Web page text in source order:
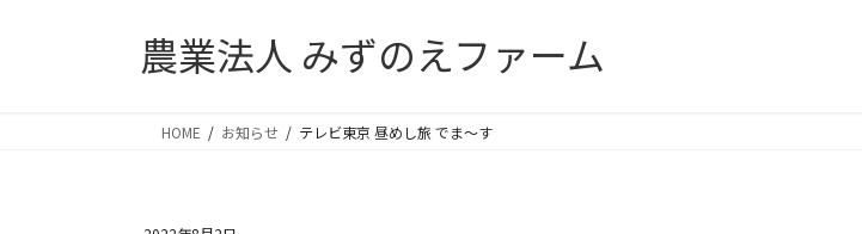
農業法人 みずのえファーム
HOME お知らせ テレビ東京 昼めし旅 でま～す